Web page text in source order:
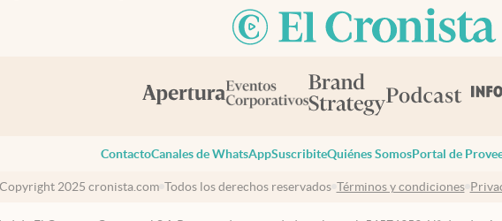
ContactoCanales de WhatsAppSuscribiteQuiénes SomosPortal de
Copyright 2025 cronista.com Todos los derechos reservados Términos y condiciones